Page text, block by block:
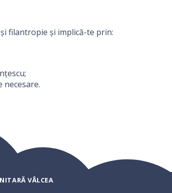
filantropie și implică-te prin:
VÂLCEA